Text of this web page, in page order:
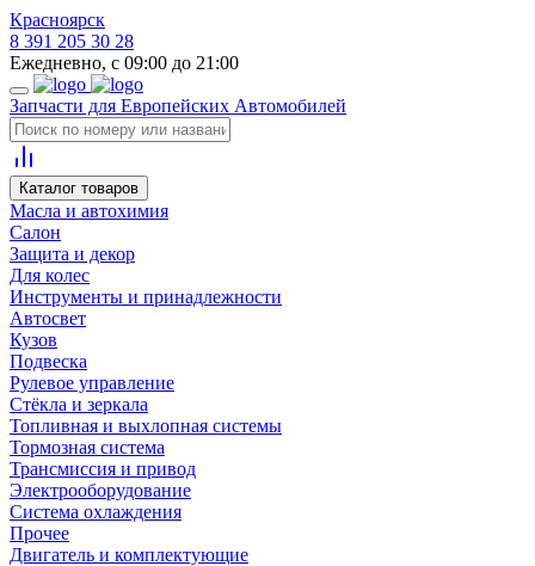
Красноярск
8 391 205 30 28
Ежедневно, с 09:00 до 21:00
Запчасти для Европейских Автомобилей
Каталог товаров
Масла и автохимия
Салон
Защита и декор
Для колес
Инструменты и принадлежности
Автосвет
Кузов
Подвеска
Рулевое управление
Стёкла и зеркала
Топливная и выхлопная системы
Тормозная система
Трансмиссия и привод
Электрооборудование
Система охлаждения
Прочее
Двигатель и комплектующие